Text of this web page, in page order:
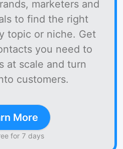
marketers and
to find the right
topic or niche. Get
you need to
at scale and turn
customers.
More
for 7 days